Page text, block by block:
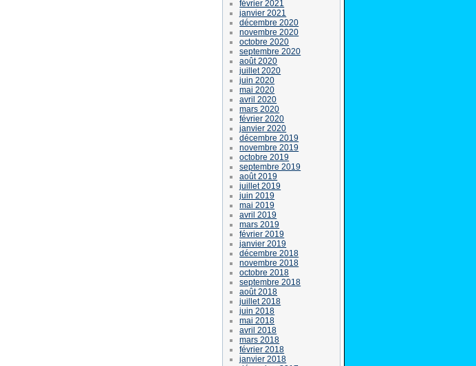
février 2021
janvier 2021
décembre 2020
novembre 2020
octobre 2020
septembre 2020
août 2020
juillet 2020
juin 2020
mai 2020
avril 2020
mars 2020
février 2020
janvier 2020
décembre 2019
novembre 2019
octobre 2019
septembre 2019
août 2019
juillet 2019
juin 2019
mai 2019
avril 2019
mars 2019
février 2019
janvier 2019
décembre 2018
novembre 2018
octobre 2018
septembre 2018
août 2018
juillet 2018
juin 2018
mai 2018
avril 2018
mars 2018
février 2018
janvier 2018